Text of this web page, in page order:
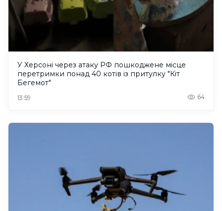
У Херсоні через атаку РФ пошкоджене місце
перетримки понад 40 котів із притулку "Кіт
Бегемот"
13:59 64